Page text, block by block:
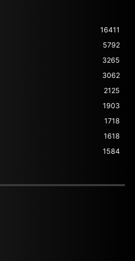
16411
5792
3265
3062
2125
1903
1718
1618
1584